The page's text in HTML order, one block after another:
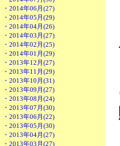
・2014年06月(27)
・2014年05月(29)
・2014年04月(26)
・2014年03月(27)
・2014年02月(25)
・2014年01月(29)
・2013年12月(27)
・2013年11月(29)
・2013年10月(31)
・2013年09月(27)
・2013年08月(24)
・2013年07月(30)
・2013年06月(22)
・2013年05月(30)
・2013年04月(27)
・2013年03月(27)